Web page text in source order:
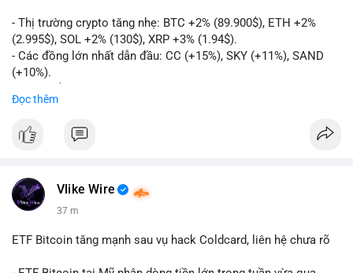
- Thị trường crypto tăng nhẹ: BTC +2% (89.900$), ETH +2%
(2.995$), SOL +2% (130$), XRP +3% (1.94$).
- Các đồng lớn nhất dẫn đầu: CC (+15%), SKY (+11%), SAND
(+10%).
hủy bỏ lệnh thuế EU.
và phân quyền Ethereum.
có sự đồng thuận hai đảng.
- Newrez xem xét Bitcoin và Ethereum trong việc xác định đủ
động.
Đọc thêm
Vlike Wire
37 m
ETF Bitcoin tăng mạnh sau vụ hack Coldcard, liên hệ chưa rõ